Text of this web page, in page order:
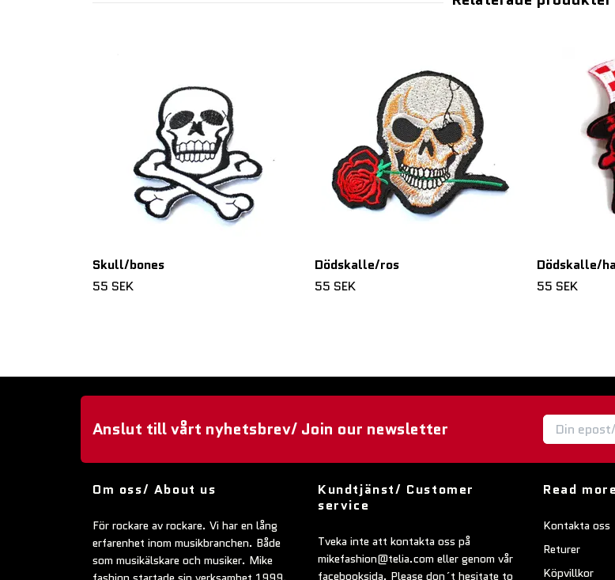
Skull/bones
55 SEK
Dödskalle/ros
55 SEK
Dödskalle/
55 SEK
Anslut till vårt nyhetsbrev/ Join our newsletter
Om oss/ About us
För rockare av rockare. Vi har en lång
erfarenhet inom musikbranchen. Både
som musikälskare och musiker. Mike
Kundtjänst/ Customer
service
Tveka inte att kontakta oss på
mikefashion@telia.com eller genom vår
facebooksida. Please don´t hesitate to
Read more
Kontakta oss
Returer
Köpvillkor